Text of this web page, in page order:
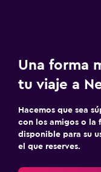
Una forma
tu viaje a
Hacemos que sea
con los amigos o la
disponible para su
el que reserves.